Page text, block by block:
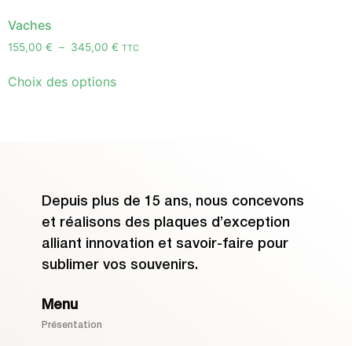
Vaches
155,00 € – 345,00 € TTC
Choix des options
Depuis plus de 15 ans, nous concevons
et réalisons des plaques d’exception
alliant innovation et savoir-faire pour
sublimer vos souvenirs.
Menu
Présentation